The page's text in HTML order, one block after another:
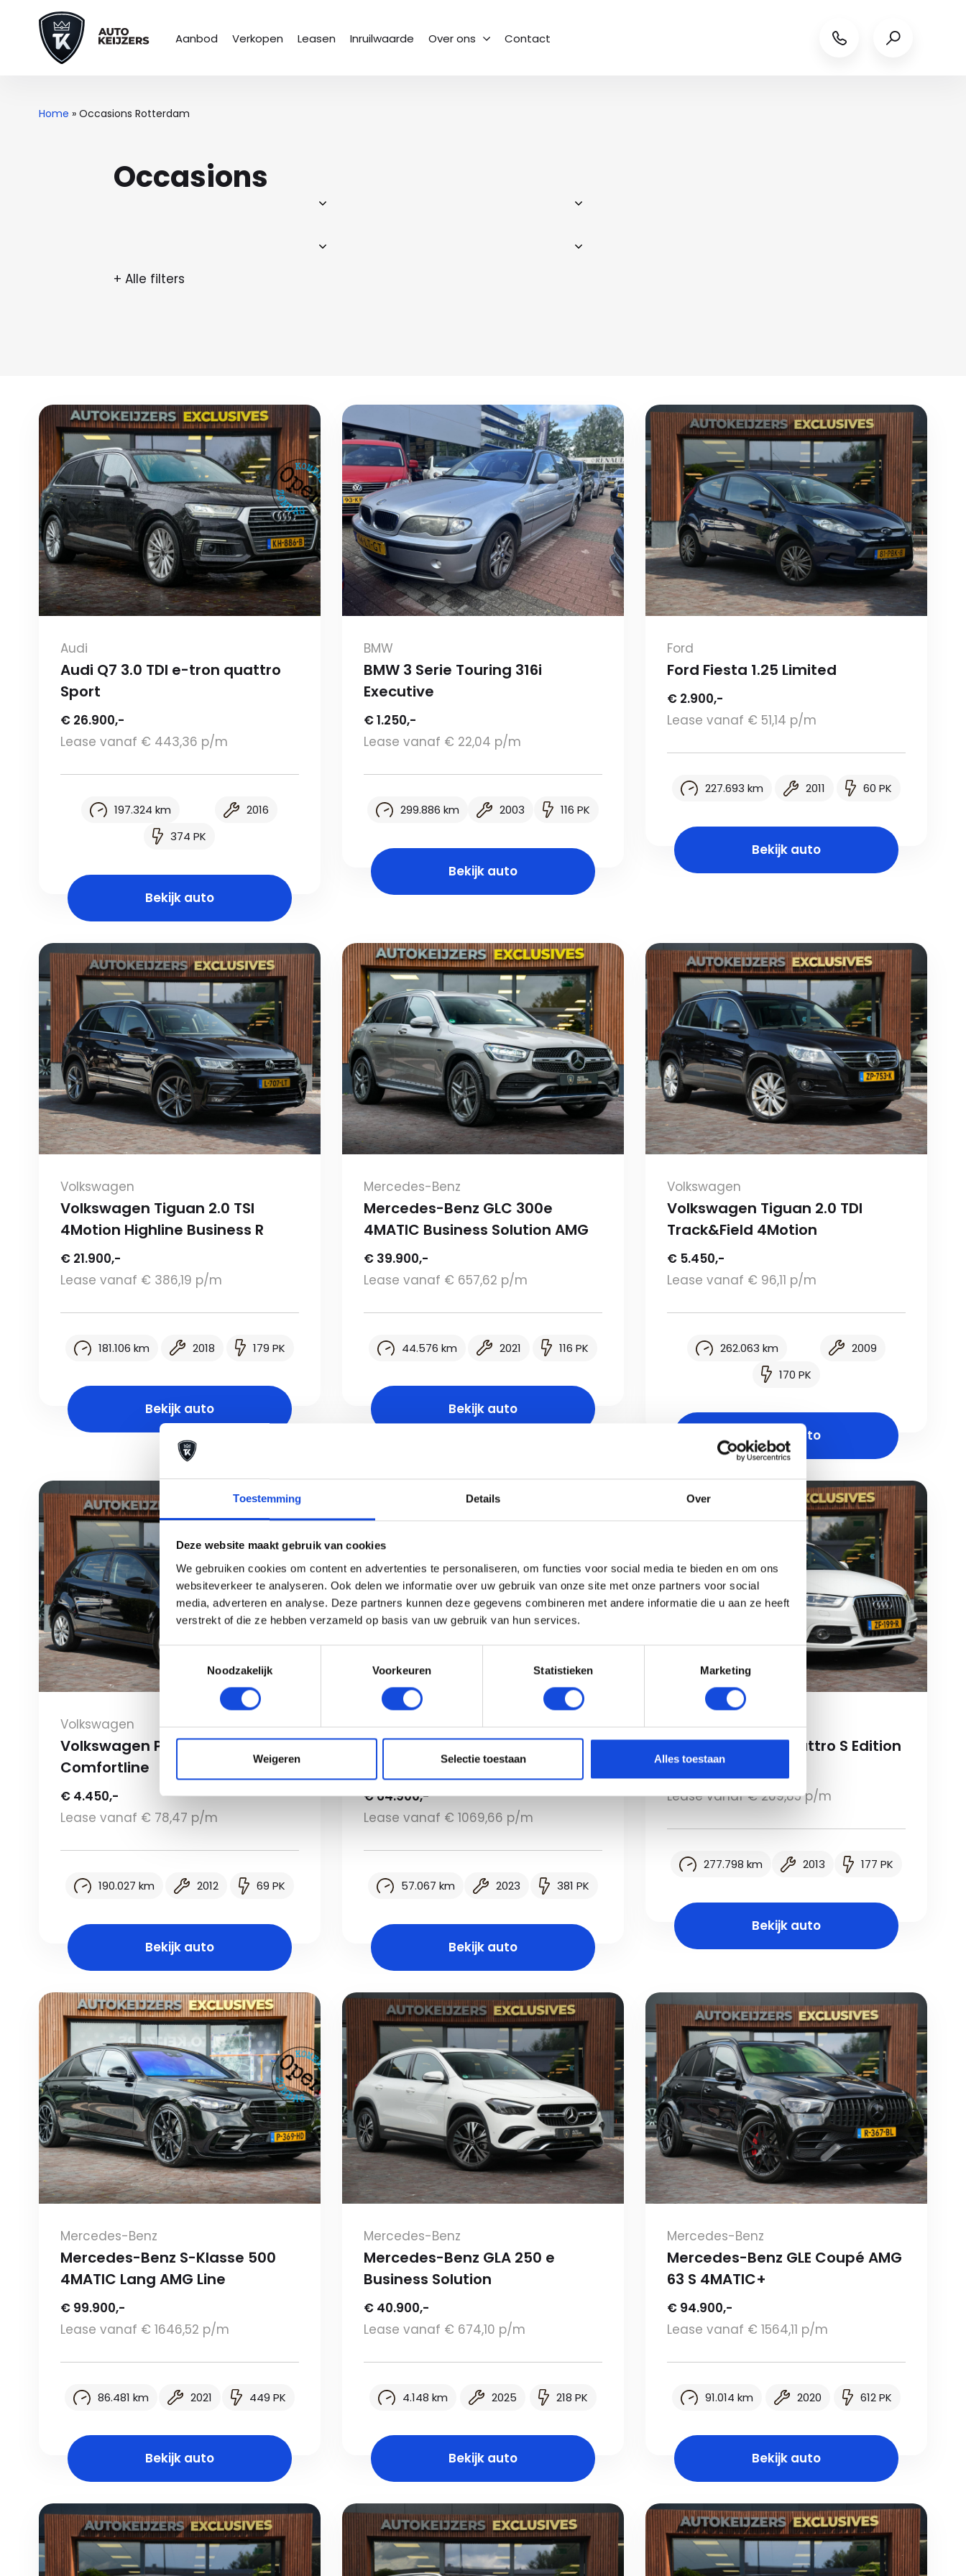
Toestemming Details Over
Deze website maakt gebruik van cookies
We gebruiken cookies om content en advertenties te personaliseren, om functies voor social media te bieden en om ons
websiteverkeer te analyseren. Ook delen we informatie over uw gebruik van onze site met onze partners voor social
media, adverteren en analyse. Deze partners kunnen deze gegevens combineren met andere informatie die u aan ze heeft
verstrekt of die ze hebben verzameld op basis van uw gebruik van hun services.
Toestemmingsselectie
Noodzakelijk
Voorkeuren Statistieken Marketing
Weigeren Selectie toestaan Alles toestaan
Aanbod Verkopen Leasen Inruilwaarde Over ons Contact
Home » Occasions Rotterdam
Occasions
+ Alle filters
Audi
Audi Q7 3.0 TDI e-tron quattro
Sport
€ 26.900,-
Lease vanaf € 443,36 p/m
197.324 km
2016
374 PK
Bekijk auto
BMW
BMW 3 Serie Touring 316i
Executive
€ 1.250,-
Lease vanaf € 22,04 p/m
299.886 km 2003 116 PK
Bekijk auto
Ford
Ford Fiesta 1.25 Limited
€ 2.900,-
Lease vanaf € 51,14 p/m
227.693 km 2011 60 PK
Bekijk auto
Volkswagen
Volkswagen Tiguan 2.0 TSI
4Motion Highline Business R
€ 21.900,-
Lease vanaf € 386,19 p/m
181.106 km 2018 179 PK
Bekijk auto
Mercedes-Benz
Mercedes-Benz GLC 300e
4MATIC Business Solution AMG
€ 39.900,-
Lease vanaf € 657,62 p/m
44.576 km 2021 116 PK
Bekijk auto
Volkswagen
Volkswagen Tiguan 2.0 TDI
Track&Field 4Motion
€ 5.450,-
Lease vanaf € 96,11 p/m
262.063 km
2009
170 PK
Bekijk auto
Volkswagen
Volkswagen Polo 1.2-12V
Comfortline
€ 4.450,-
Lease vanaf € 78,47 p/m
190.027 km 2012 69 PK
Bekijk auto
Mercedes-Benz
Mercedes-Benz GLC 400e
4MATIC AMG Line
€ 64.900,-
Lease vanaf € 1069,66 p/m
57.067 km 2023 381 PK
Bekijk auto
Audi
Audi Q3 2.0 TDI quattro S Edition
€ 11.900,-
Lease vanaf € 209,85 p/m
277.798 km 2013 177 PK
Bekijk auto
Mercedes-Benz
Mercedes-Benz S-Klasse 500
4MATIC Lang AMG Line
€ 99.900,-
Lease vanaf € 1646,52 p/m
86.481 km 2021 449 PK
Bekijk auto
Mercedes-Benz
Mercedes-Benz GLA 250 e
Business Solution
€ 40.900,-
Lease vanaf € 674,10 p/m
4.148 km 2025 218 PK
Bekijk auto
Mercedes-Benz
Mercedes-Benz GLE Coupé AMG
63 S 4MATIC+
€ 94.900,-
Lease vanaf € 1564,11 p/m
91.014 km 2020 612 PK
Bekijk auto